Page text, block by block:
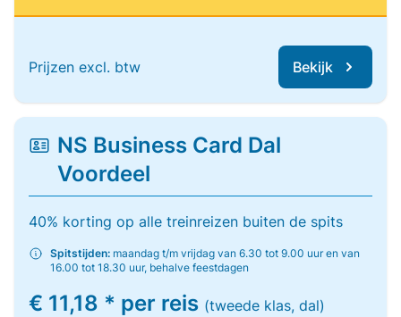
Prijzen excl. btw Bekijk
NS Business Card Dal
Voordeel
40% korting op alle treinreizen buiten de spits
Spitstijden: maandag t/m vrijdag van 6.30 tot 9.00 uur en van
16.00 tot 18.30 uur, behalve feestdagen
€ 11,18 * per reis (tweede klas, dal)